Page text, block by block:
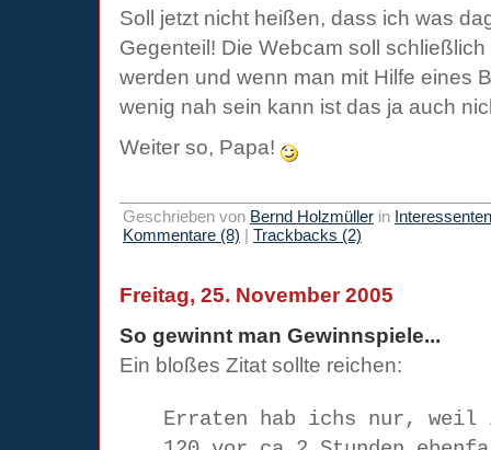
Soll jetzt nicht heißen, dass ich was
Gegenteil! Die Webcam soll
werden und wenn man mit Hilfe eines
wenig nah sein kann ist das ja auch
Weiter so, Papa!
Geschrieben von Bernd Holzmüller in
Kommentare (8) | Trackbacks (2)
Freitag, 25. November 2005
So gewinnt man Gewinnspiele...
Ein bloßes Zitat sollte reichen:
Erraten hab ichs nur, weil